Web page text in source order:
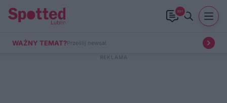
99+
WAŻNY TEMAT?Prześlij newsa!